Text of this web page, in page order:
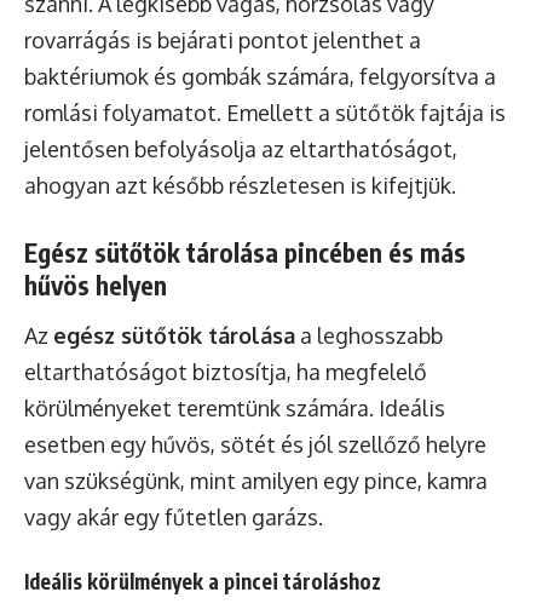
rovarrágás is bejárati pontot jelenthet a
baktériumok és gombák számára, felgyorsítva a
romlási folyamatot. Emellett a sütőtök fajtája is
jelentősen befolyásolja az eltarthatóságot,
ahogyan azt később részletesen is kifejtjük.
Egész sütőtök tárolása pincében és más
hűvös helyen
Az egész sütőtök tárolása a leghosszabb
eltarthatóságot biztosítja, ha megfelelő
körülményeket teremtünk számára. Ideális
esetben egy hűvös, sötét és jól szellőző helyre
van szükségünk, mint amilyen egy pince, kamra
vagy akár egy fűtetlen garázs.
Ideális körülmények a pincei tároláshoz